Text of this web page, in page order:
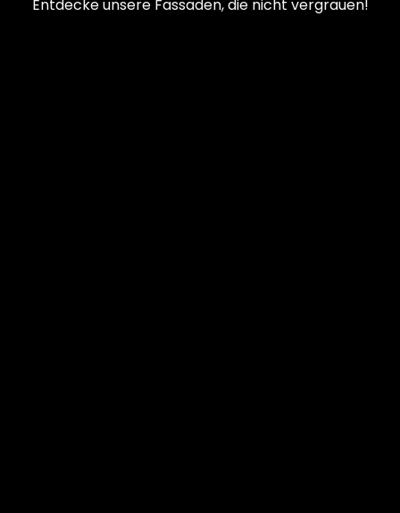
Entdecke unsere Fassaden, die nicht vergrauen!